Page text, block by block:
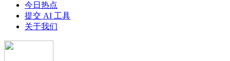
今日热点
提交 AI 工具
关于我们